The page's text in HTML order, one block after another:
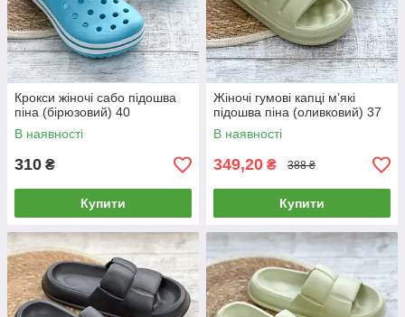
Крокси жіночі сабо підошва
піна (бірюзовий) 40
В наявності
310 ₴
Купити
Жіночі гумові капці мʼякі
підошва піна (оливковий) 37
В наявності
349,20 ₴ 388 ₴
Купити